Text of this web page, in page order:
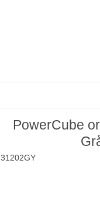
PowerCube
31202GY